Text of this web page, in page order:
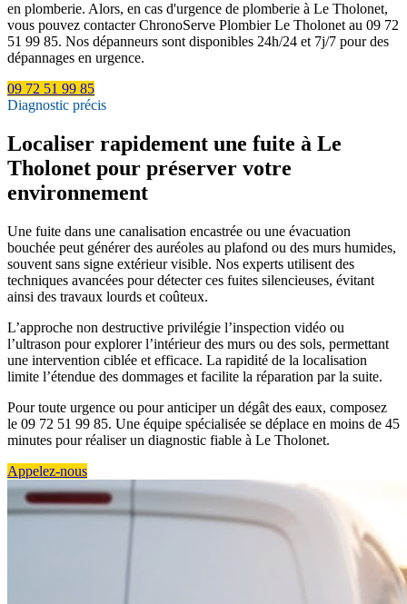
en plomberie. Alors, en cas d'urgence de plomberie à Le Tholonet,
vous pouvez contacter ChronoServe Plombier Le Tholonet au 09 72
51 99 85. Nos dépanneurs sont disponibles 24h/24 et 7j/7 pour des
dépannages en urgence.
09 72 51 99 85
Diagnostic précis
Localiser rapidement une fuite à Le
Tholonet pour préserver votre
environnement
Une fuite dans une canalisation encastrée ou une évacuation
bouchée peut générer des auréoles au plafond ou des murs humides,
souvent sans signe extérieur visible. Nos experts utilisent des
techniques avancées pour détecter ces fuites silencieuses, évitant
ainsi des travaux lourds et coûteux.
L’approche non destructive privilégie l’inspection vidéo ou
l’ultrason pour explorer l’intérieur des murs ou des sols, permettant
une intervention ciblée et efficace. La rapidité de la localisation
limite l’étendue des dommages et facilite la réparation par la suite.
Pour toute urgence ou pour anticiper un dégât des eaux, composez
le 09 72 51 99 85. Une équipe spécialisée se déplace en moins de 45
minutes pour réaliser un diagnostic fiable à Le Tholonet.
Appelez-nous